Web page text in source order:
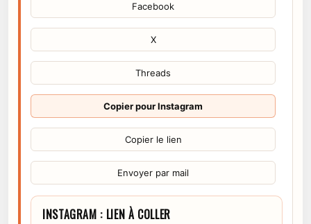
Facebook
X
Threads
Copier pour Instagram
Copier le lien
Envoyer par mail
INSTAGRAM : LIEN À COLLER